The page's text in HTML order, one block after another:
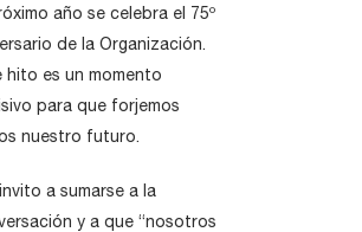
año se celebra el 75º
de la Organización.
hito es un momento
para que forjemos
nuestro futuro.
a sumarse a la
y a que “nosotros